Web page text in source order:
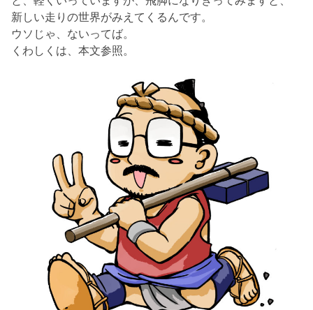
新しい走りの世界がみえてくるんです。
ウソじゃ、ないってば。
くわしくは、本文参照。